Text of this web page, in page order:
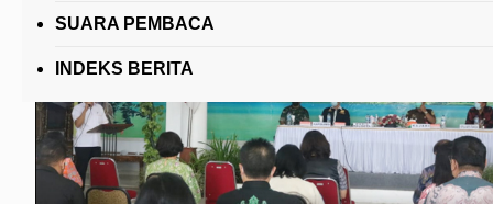
SUARA PEMBACA
INDEKS BERITA